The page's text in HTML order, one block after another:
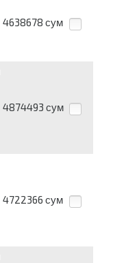
4638678 сум
4874493 сум
4722366 сум